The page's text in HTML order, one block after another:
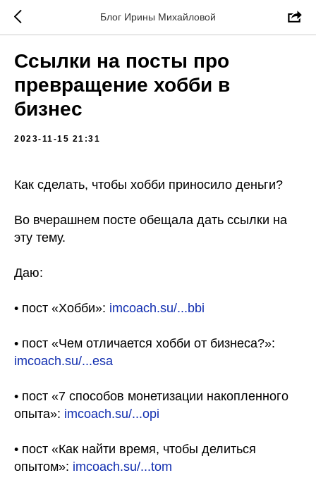
Блог Ирины Михайловой
Ссылки на посты про
превращение хобби в
бизнес
2023-11-15 21:31
Как сделать, чтобы хобби приносило деньги?
Во вчерашнем посте обещала дать ссылки на
эту тему.
Даю:
• пост «Хобби»: imcoach.su/...bbi
• пост «Чем отличается хобби от бизнеса?»:
imcoach.su/...esa
• пост «7 способов монетизации накопленного
опыта»: imcoach.su/...opi
• пост «Как найти время, чтобы делиться
опытом»: imcoach.su/...tom